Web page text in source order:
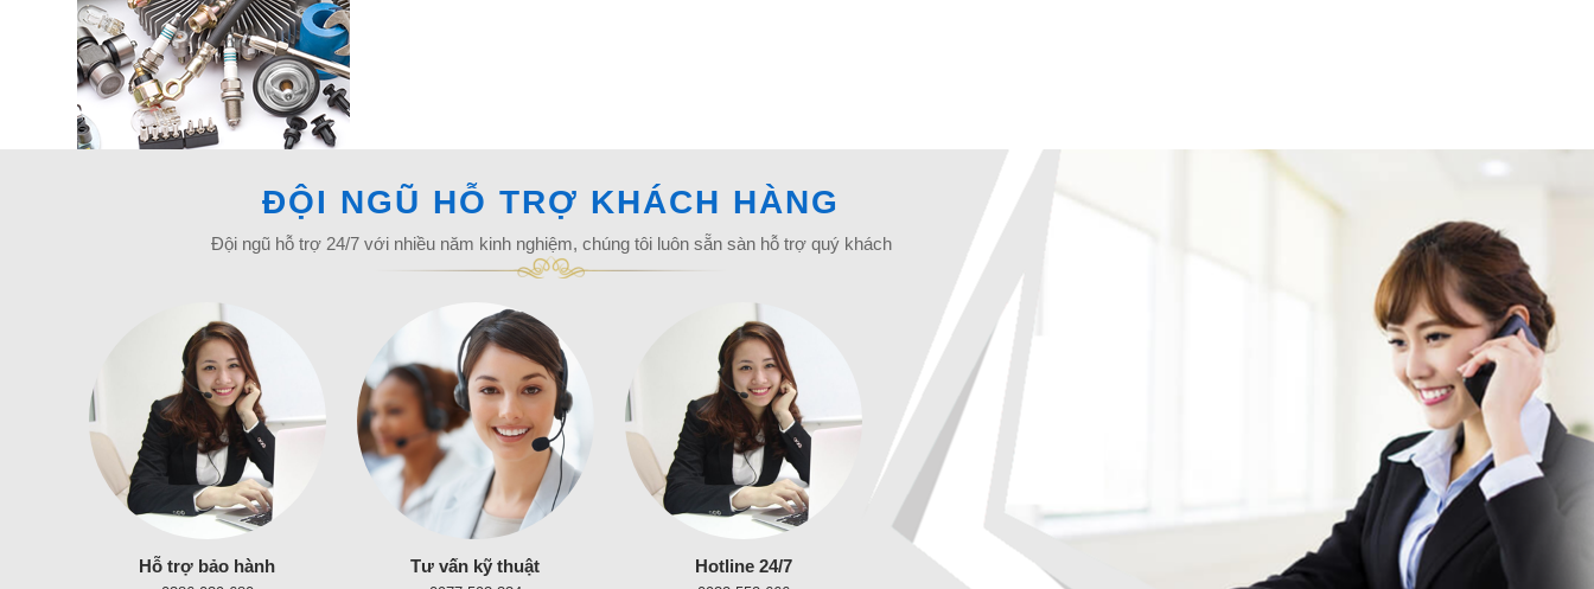
ĐỘI NGŨ HỖ TRỢ KHÁCH HÀNG
Đội ngũ hỗ trợ 24/7 với nhiều năm kinh nghiệm, chúng tôi luôn sẵn sàn hỗ trợ quý khách
Hỗ trợ bảo hành Tư vấn kỹ thuật Hotline 24/7